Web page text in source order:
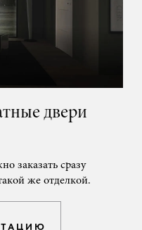
двери
заказать сразу
же отделкой.